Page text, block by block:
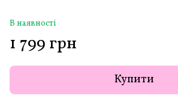
В наявності
1 799 грн
Купити